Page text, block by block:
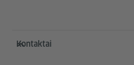
Service- und
Kontaktai